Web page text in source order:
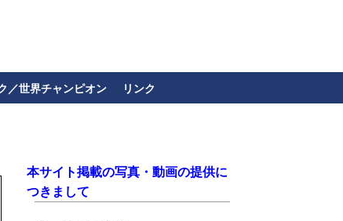
／世界チャンピオン リンク
本サイト掲載の写真・動画の提供に
つきまして